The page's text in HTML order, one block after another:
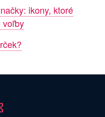
ikony, ktoré
voľby